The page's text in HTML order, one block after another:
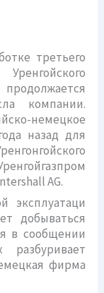
третьего
компании.
немецкое
назад для
AG.
эксплуатаци
добываться
в сообщении
фирма